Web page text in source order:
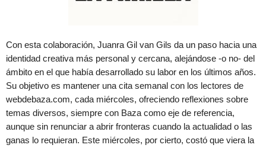
Con esta colaboración, Juanra Gil van Gils da un paso hacia una
identidad creativa más personal y cercana, alejándose -o no- del
ámbito en el que había desarrollado su labor en los últimos años.
Su objetivo es mantener una cita semanal con los lectores de
webdebaza.com, cada miércoles, ofreciendo reflexiones sobre
temas diversos, siempre con Baza como eje de referencia,
aunque sin renunciar a abrir fronteras cuando la actualidad o las
ganas lo requieran. Este miércoles, por cierto, costó que viera la